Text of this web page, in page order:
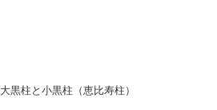
大黒柱と小黒柱（恵比寿柱）